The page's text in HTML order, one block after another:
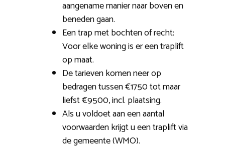
aangename manier naar boven en
beneden gaan.
Een trap met bochten of recht:
Voor elke woning is er een traplift
op maat.
De tarieven komen neer op
bedragen tussen €1750 tot maar
liefst €9500, incl. plaatsing.
Als u voldoet aan een aantal
voorwaarden krijgt u een traplift via
de gemeente (WMO).